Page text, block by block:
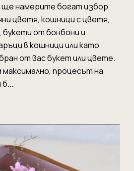
ще намерите богат избор
цветя, кошници с цветя,
букети от бонбони и
в кошници или като
от вас букет или цвете.
максимално, процесът на